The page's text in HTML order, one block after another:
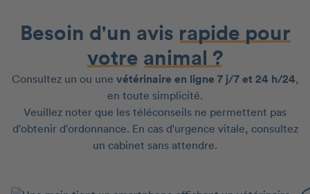
Besoin d'un avis rapide pour
votre animal ?
Consultez un ou une vétérinaire en ligne 7 j/7 et 24 h/24,
en toute simplicité.
Veuillez noter que les téléconseils ne permettent pas
d'obtenir d'ordonnance. En cas d'urgence vitale, consultez
un cabinet sans attendre.